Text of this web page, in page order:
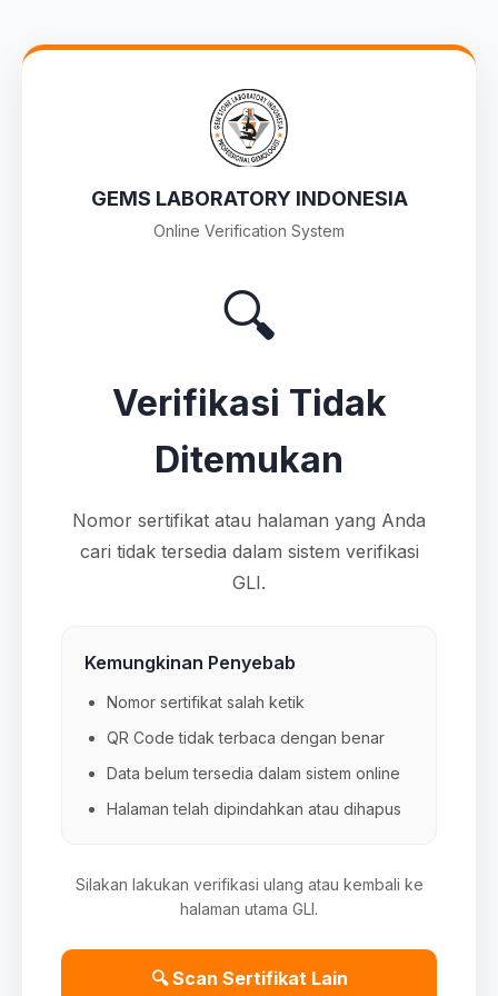
GEMS LABORATORY INDONESIA
Online Verification System
🔍
Verifikasi Tidak
Ditemukan
Nomor sertifikat atau halaman yang Anda
cari tidak tersedia dalam sistem verifikasi
GLI.
Kemungkinan Penyebab
Nomor sertifikat salah ketik
QR Code tidak terbaca dengan benar
Data belum tersedia dalam sistem online
Halaman telah dipindahkan atau dihapus
Silakan lakukan verifikasi ulang atau kembali ke
halaman utama GLI.
🔍 Scan Sertifikat Lain